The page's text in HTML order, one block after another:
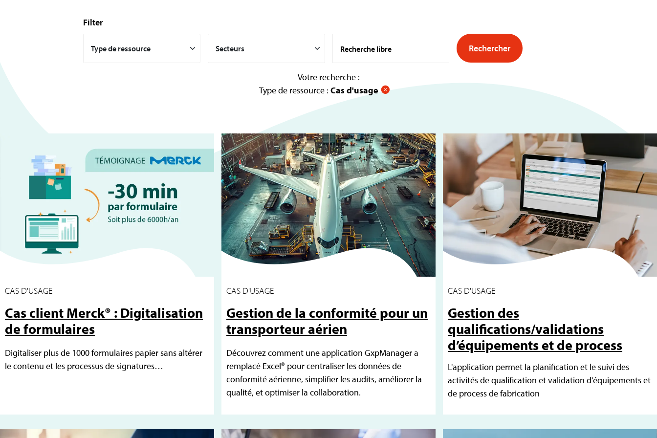
Filter
Votre recherche :
Type de ressource : Cas d'usage
CAS D'USAGE
Cas client Merck® : Digitalisation
de formulaires
Digitaliser plus de 1000 formulaires papier sans altérer
le contenu et les processus de signatures…
CAS D'USAGE
Gestion de la conformité pour un
transporteur aérien
Découvrez comment une application GxpManager a
remplacé Excel® pour centraliser les données de
conformité aérienne, simplifier les audits, améliorer la
qualité, et optimiser la collaboration.
CAS D'USAGE
Gestion des
qualifications/validations
d’équipements et de process
L'application permet la planification et le suivi des
activités de qualification et validation d’équipements et
de process de fabrication